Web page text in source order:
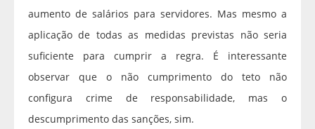
aumento de salários para servidores. Mas mesmo a
aplicação de todas as medidas previstas não seria
suficiente para cumprir a regra. É interessante
observar que o não cumprimento do teto não
configura crime de responsabilidade, mas o
descumprimento das sanções, sim.